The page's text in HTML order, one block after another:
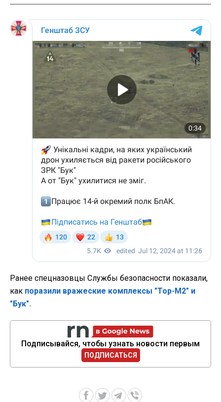
Ранее спецназовцы Службы безопасности показали,
как поразили вражеские комплексы "Тор-М2" и
"Бук".
Подписывайся, чтобы узнать новости первым
ПОДПИСАТЬСЯ